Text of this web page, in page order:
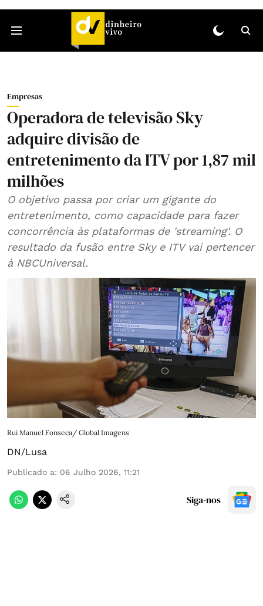
Empresas
Operadora de televisão Sky
adquire divisão de
entretenimento da ITV por 1,87 mil
milhões
O objetivo passa por criar um gigante do
entretenimento, como capacidade para fazer
concorrência às plataformas de 'streaming'. O
resultado da fusão entre Sky e ITV vai pertencer
à NBCUniversal.
Rui Manuel Fonseca/ Global Imagens
DN/Lusa
Publicado a: 06 Julho 2026, 11:21
Siga-nos